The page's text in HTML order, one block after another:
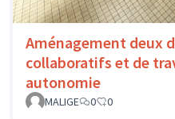
Aménagement deux
collaboratifs et de
autonomie
MALIGE 0 0